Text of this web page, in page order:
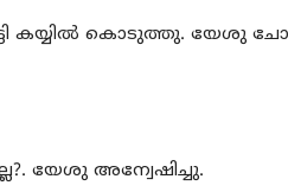
കയ്യിൽ കൊടുത്തു. യേശു
യേശു അന്വേഷിച്ചു.